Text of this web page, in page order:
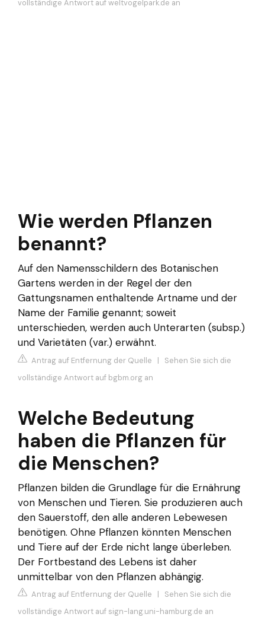
vollständige Antwort auf weltvogelpark.de an
Wie werden Pflanzen
benannt?
Auf den Namensschildern des Botanischen
Gartens werden in der Regel der den
Gattungsnamen enthaltende Artname und der
Name der Familie genannt; soweit
unterschieden, werden auch Unterarten (subsp.)
und Varietäten (var.) erwähnt.
Antrag auf Entfernung der Quelle | Sehen Sie sich die
vollständige Antwort auf bgbm.org an
Welche Bedeutung
haben die Pflanzen für
die Menschen?
Pflanzen bilden die Grundlage für die Ernährung
von Menschen und Tieren. Sie produzieren auch
den Sauerstoff, den alle anderen Lebewesen
benötigen. Ohne Pflanzen könnten Menschen
und Tiere auf der Erde nicht lange überleben.
Der Fortbestand des Lebens ist daher
unmittelbar von den Pflanzen abhängig.
Antrag auf Entfernung der Quelle | Sehen Sie sich die
vollständige Antwort auf sign-lang.uni-hamburg.de an